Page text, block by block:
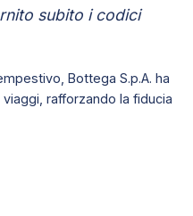
subito i codici
Bottega S.p.A. ha
rafforzando la fiducia